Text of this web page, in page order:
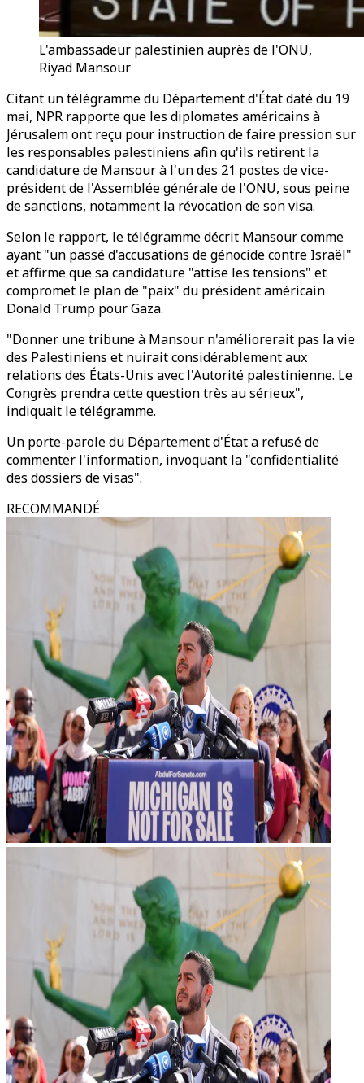
L'ambassadeur palestinien auprès de l'ONU,
Riyad Mansour
Citant un télégramme du Département d'État daté du 19
mai, NPR rapporte que les diplomates américains à
Jérusalem ont reçu pour instruction de faire pression sur
les responsables palestiniens afin qu'ils retirent la
candidature de Mansour à l'un des 21 postes de vice-
président de l'Assemblée générale de l'ONU, sous peine
de sanctions, notamment la révocation de son visa.
Selon le rapport, le télégramme décrit Mansour comme
ayant "un passé d'accusations de génocide contre Israël"
et affirme que sa candidature "attise les tensions" et
compromet le plan de "paix" du président américain
Donald Trump pour Gaza.
"Donner une tribune à Mansour n'améliorerait pas la vie
des Palestiniens et nuirait considérablement aux
relations des États-Unis avec l'Autorité palestinienne. Le
Congrès prendra cette question très au sérieux",
indiquait le télégramme.
Un porte-parole du Département d'État a refusé de
commenter l'information, invoquant la "confidentialité
des dossiers de visas".
RECOMMANDÉ